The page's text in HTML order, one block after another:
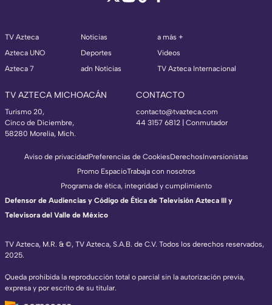
TV Azteca
Azteca UNO
Azteca 7
Noticias
Deportes
adn Noticias
a más +
Videos
TV Azteca Internacional
TV AZTECA MICHOACÁN
Turismo 20,
Cinco de Diciembre,
58280 Morelia, Mich.
CONTACTO
contacto@tvazteca.com
44 3157 6812 | Conmutador
TV Azteca, M.R. & ©, TV Azteca, S.A.B. de C.V. Todos los derechos reservados,
2025.
Queda prohibida la reproducción total o parcial sin la autorización previa,
expresa y por escrito de su titular.
Aviso de privacidadPreferencias de CookiesDerechosInversionistas
Promo EspacioTrabaja con nosotros
Programa de ética, integridad y cumplimiento
Defensor de Audiencias y Código de Ética de Televisión Azteca III y
Televisora del Valle de México